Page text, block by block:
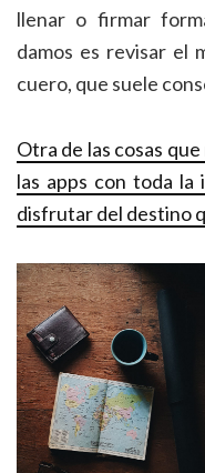
llenar o firmar
damos es revisar el
cuero, que suele
Otra de las cosas
las apps con toda la
disfrutar del destino